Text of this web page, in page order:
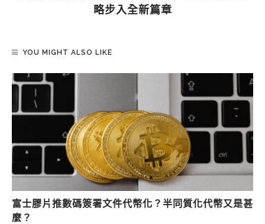
略步入全新篇章
YOU MIGHT ALSO LIKE
富士膠片推數碼簽署文件代幣化？半同質化代幣又是甚
麼？